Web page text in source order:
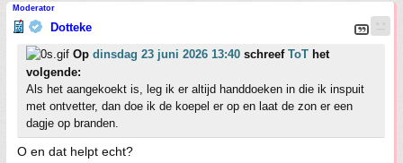
Moderator
Dotteke
Op dinsdag 23 juni 2026 13:40 schreef ToT het
volgende:
Als het aangekoekt is, leg ik er altijd handdoeken in die ik inspuit
met ontvetter, dan doe ik de koepel er op en laat de zon er een
dagje op branden.
O en dat helpt echt?